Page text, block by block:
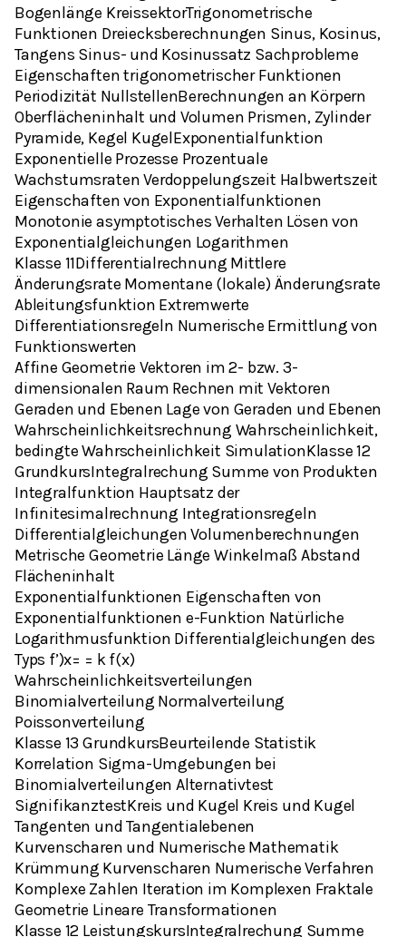
Bogenlänge KreissektorTrigonometrische
Funktionen Dreiecksberechnungen Sinus, Kosinus,
Tangens Sinus- und Kosinussatz Sachprobleme
Eigenschaften trigonometrischer Funktionen
Periodizität NullstellenBerechnungen an Körpern
Oberflächeninhalt und Volumen Prismen, Zylinder
Pyramide, Kegel KugelExponentialfunktion
Exponentielle Prozesse Prozentuale
Wachstumsraten Verdoppelungszeit Halbwertszeit
Eigenschaften von Exponentialfunktionen
Monotonie asymptotisches Verhalten Lösen von
Exponentialgleichungen Logarithmen
Klasse 11Differentialrechnung Mittlere
Änderungsrate Momentane (lokale) Änderungsrate
Ableitungsfunktion Extremwerte
Differentiationsregeln Numerische Ermittlung von
Funktionswerten
Affine Geometrie Vektoren im 2- bzw. 3-
dimensionalen Raum Rechnen mit Vektoren
Geraden und Ebenen Lage von Geraden und Ebenen
Wahrscheinlichkeitsrechnung Wahrscheinlichkeit,
bedingte Wahrscheinlichkeit SimulationKlasse 12
GrundkursIntegralrechung Summe von Produkten
Integralfunktion Hauptsatz der
Infinitesimalrechnung Integrationsregeln
Differentialgleichungen Volumenberechnungen
Metrische Geometrie Länge Winkelmaß Abstand
Flächeninhalt
Exponentialfunktionen Eigenschaften von
Exponentialfunktionen e-Funktion Natürliche
Logarithmusfunktion Differentialgleichungen des
Typs f’)x= = k f(x)
Wahrscheinlichkeitsverteilungen
Binomialverteilung Normalverteilung
Poissonverteilung
Klasse 13 GrundkursBeurteilende Statistik
Korrelation Sigma-Umgebungen bei
Binomialverteilungen Alternativtest
SignifikanztestKreis und Kugel Kreis und Kugel
Tangenten und Tangentialebenen
Kurvenscharen und Numerische Mathematik
Krümmung Kurvenscharen Numerische Verfahren
Komplexe Zahlen Iteration im Komplexen Fraktale
Geometrie Lineare Transformationen
Klasse 12 LeistungskursIntegralrechung Summe